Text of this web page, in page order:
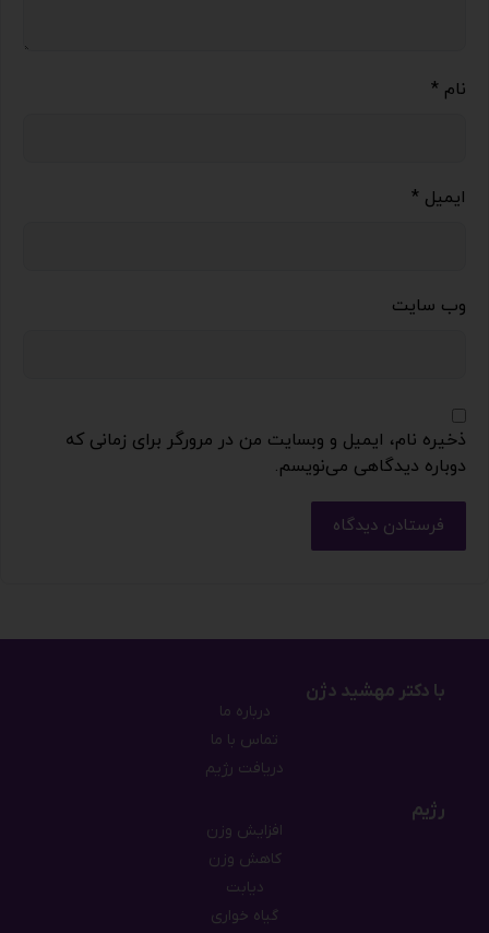
نام *
ایمیل *
وب‌ سایت
ذخیره نام، ایمیل و وبسایت من در مرورگر برای زمانی که
دوباره دیدگاهی می‌نویسم.
فرستادن دیدگاه
با دکتر مهشید دژن
درباره ما
تماس با ما
دریافت رژیم
رژیم
افزایش وزن
کاهش وزن
دیابت
گیاه خواری